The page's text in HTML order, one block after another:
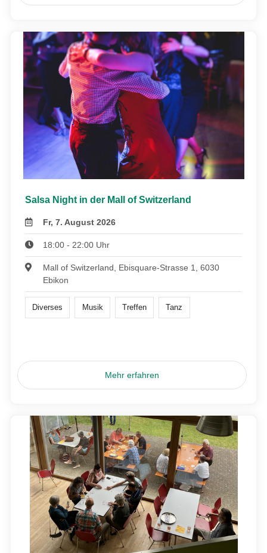
Salsa Night in der Mall of Switzerland
Fr, 7. August 2026
18:00 - 22:00 Uhr
Mall of Switzerland, Ebisquare-Strasse 1, 6030
Ebikon
Diverses Musik Treffen Tanz
Mehr erfahren